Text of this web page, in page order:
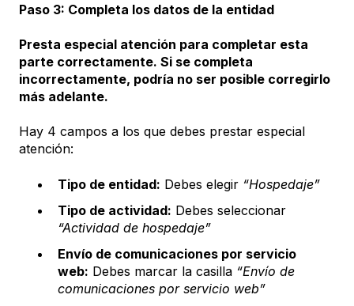
Paso 3: Completa los datos de la entidad
Presta especial atención para completar esta
parte correctamente. Si se completa
incorrectamente, podría no ser posible corregirlo
más adelante.
Hay 4 campos a los que debes prestar especial
atención:
Tipo de entidad: Debes elegir “Hospedaje”
Tipo de actividad: Debes seleccionar
“Actividad de hospedaje”
Envío de comunicaciones por servicio
web: Debes marcar la casilla “Envío de
comunicaciones por servicio web”